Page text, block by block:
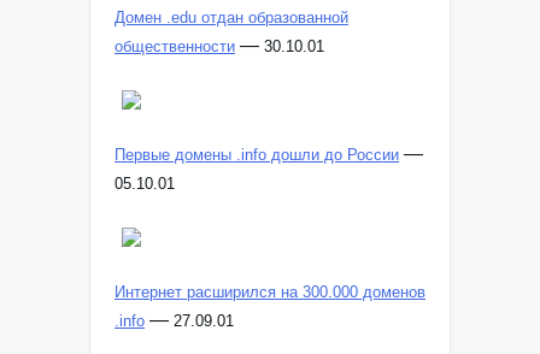
Домен .edu отдан образованной
общественности — 30.10.01
Первые домены .info дошли до России —
05.10.01
Интернет расширился на 300.000 доменов
.info — 27.09.01